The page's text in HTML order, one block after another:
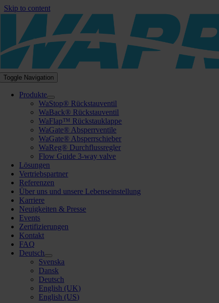
Skip to content
Toggle Navigation
Produkte
WaStop® Rückstauventil
WaBack® Rückstauventil
WaFlap™ Rückstauklappe
WaGate® Absperrventile
WaGate® Absperrschieber
WaReg® Durchflussregler
Flow Guide 3-way valve
Lösungen
Vertriebspartner
Referenzen
Über uns und unsere Lebenseinstellung
Karriere
Neuigkeiten & Presse
Events
Zertifizierungen
Kontakt
FAQ
Deutsch
Svenska
Dansk
Deutsch
English (UK)
English (US)